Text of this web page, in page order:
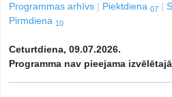
Programmas arhīvs
Piektdiena 07
Pirmdiena 10
Ceturtdiena, 09.07.2026.
Programma nav pieejama